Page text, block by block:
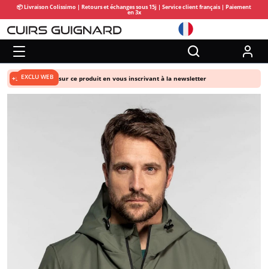
📦 Livraison Colissimo | Retours et échanges sous 15j | Service client français | Paiement
en 3x
+5% de remise sur ce produit en vous inscrivant à la newsletter
EXCLU WEB